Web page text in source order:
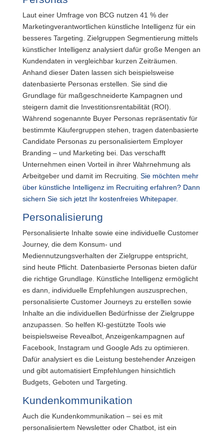
Laut einer Umfrage von BCG nutzen 41 % der
Marketingverantwortlichen künstliche Intelligenz für ein
besseres Targeting. Zielgruppen Segmentierung mittels
künstlicher Intelligenz analysiert dafür große Mengen an
Kundendaten in vergleichbar kurzen Zeiträumen.
Anhand dieser Daten lassen sich beispielsweise
datenbasierte Personas erstellen. Sie sind die
Grundlage für maßgeschneiderte Kampagnen und
steigern damit die Investitionsrentabilität (ROI).
Während sogenannte Buyer Personas repräsentativ für
bestimmte Käufergruppen stehen, tragen datenbasierte
Candidate Personas zu personalisiertem Employer
Branding – und Marketing bei. Das verschafft
Unternehmen einen Vorteil in ihrer Wahrnehmung als
Arbeitgeber und damit im Recruiting. Sie möchten mehr
über künstliche Intelligenz im Recruiting erfahren? Dann
sichern Sie sich jetzt Ihr kostenfreies Whitepaper.
Personalisierung
Personalisierte Inhalte sowie eine individuelle Customer
Journey, die dem Konsum- und
Mediennutzungsverhalten der Zielgruppe entspricht,
sind heute Pflicht. Datenbasierte Personas bieten dafür
die richtige Grundlage. Künstliche Intelligenz ermöglicht
es dann, individuelle Empfehlungen auszusprechen,
personalisierte Customer Journeys zu erstellen sowie
Inhalte an die individuellen Bedürfnisse der Zielgruppe
anzupassen. So helfen KI-gestützte Tools wie
beispielsweise Revealbot, Anzeigenkampagnen auf
Facebook, Instagram und Google Ads zu optimieren.
Dafür analysiert es die Leistung bestehender Anzeigen
und gibt automatisiert Empfehlungen hinsichtlich
Budgets, Geboten und Targeting.
Kundenkommunikation
Auch die Kundenkommunikation – sei es mit
personalisiertem Newsletter oder Chatbot, ist ein